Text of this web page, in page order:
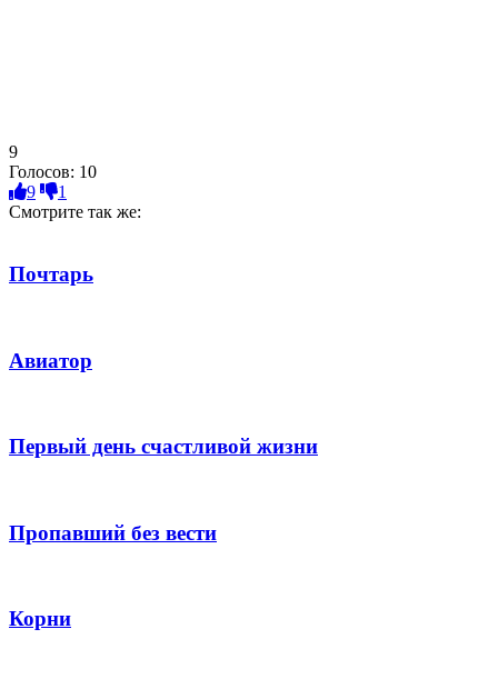
9
Голосов: 10
9
1
Смотрите так же:
Почтарь
Авиатор
Первый день счастливой жизни
Пропавший без вести
Корни